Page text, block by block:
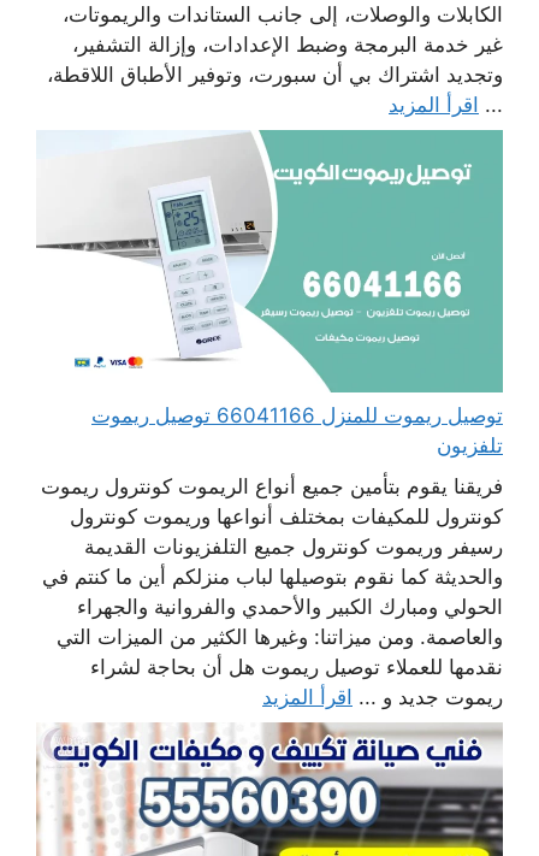
الكابلات والوصلات، إلى جانب الستاندات والريموتات،
غير خدمة البرمجة وضبط الإعدادات، وإزالة التشفير،
وتجديد اشتراك بي أن سبورت، وتوفير الأطباق اللاقطة،
... اقرأ المزيد
توصيل ريموت للمنزل 66041166 توصيل ريموت
تلفزيون
فريقنا يقوم بتأمين جميع أنواع الريموت كونترول ريموت
كونترول للمكيفات بمختلف أنواعها وريموت كونترول
رسيفر وريموت كونترول جميع التلفزيونات القديمة
والحديثة كما نقوم بتوصيلها لباب منزلكم أين ما كنتم في
الحولي ومبارك الكبير والأحمدي والفروانية والجهراء
والعاصمة. ومن ميزاتنا: وغيرها الكثير من الميزات التي
نقدمها للعملاء توصيل ريموت هل أن بحاجة لشراء
ريموت جديد و ... اقرأ المزيد